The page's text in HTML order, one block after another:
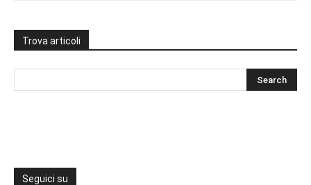
Trova articoli
Seguici su